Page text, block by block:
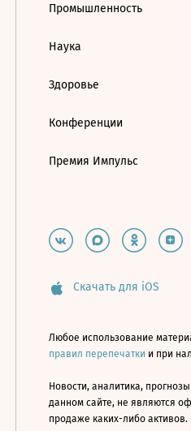
Промышленность
Наука
Здоровье
Конференции
Премия Импульс
Скачать для iOS
Любое использование
правил перепечатки и при
Новости, аналитика,
данном сайте, не являются
продаже каких-либо активов.